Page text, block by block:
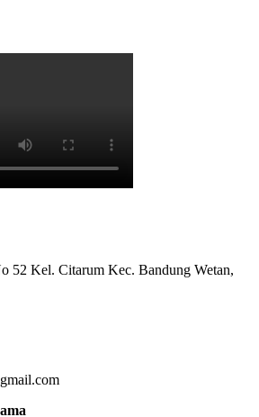
52 Kel. Citarum Kec. Bandung Wetan,